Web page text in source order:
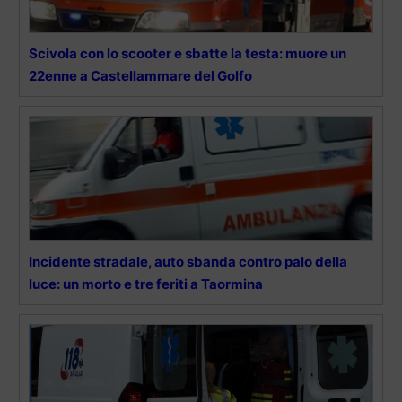
Scivola con lo scooter e sbatte la testa: muore un
22enne a Castellammare del Golfo
Incidente stradale, auto sbanda contro palo della
luce: un morto e tre feriti a Taormina